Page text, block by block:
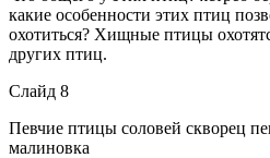
какие особенности этих птиц
охотиться? Хищные птицы
других птиц.
Слайд 8
Певчие птицы соловей скворец
малиновка